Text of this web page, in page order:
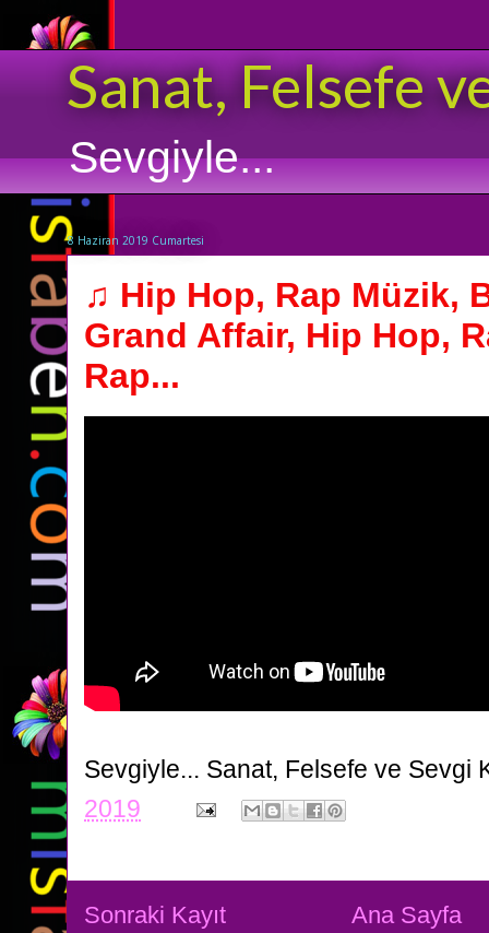
Sanat, Felsefe
Sevgiyle...
8 Haziran 2019 Cumartesi
♫ Hip Hop, Rap Müzik,
Grand Affair, Hip Hop,
Rap...
Sevgiyle... Sanat, Felsefe ve Sevgi
2019
Sonraki Kayıt Ana Sayfa